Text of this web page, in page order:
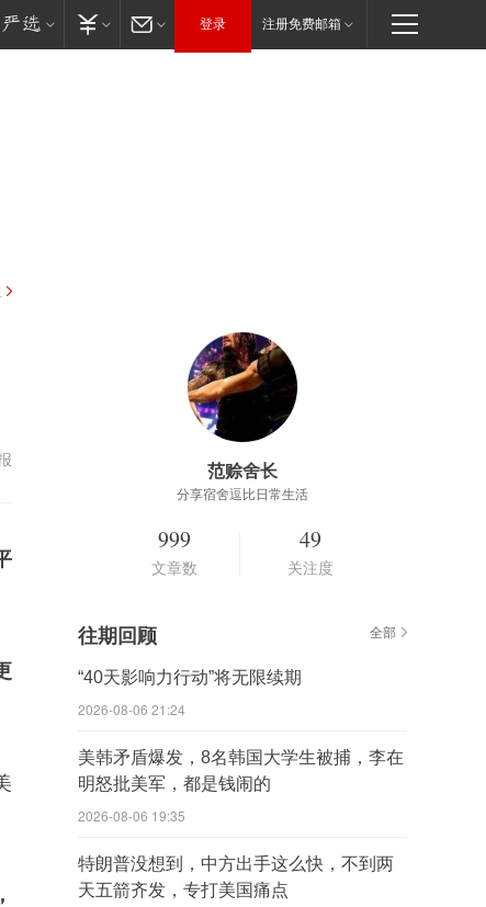
登录 注册免费邮箱
范赊舍长
分享宿舍逗比日常生活
999
文章数
49
关注度
往期回顾 全部
“40天影响力行动”将无限续期
2026-08-06 21:24
美韩矛盾爆发，8名韩国大学生被捕，李在
明怒批美军，都是钱闹的
2026-08-06 19:35
特朗普没想到，中方出手这么快，不到两
天五箭齐发，专打美国痛点